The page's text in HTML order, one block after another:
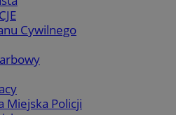
Cywilnego
Miejska Policji